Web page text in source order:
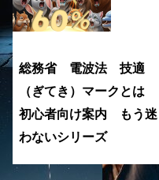
総務省 電波法 技適
（ぎてき）マークとは
初心者向け案内 もう迷
わないシリーズ